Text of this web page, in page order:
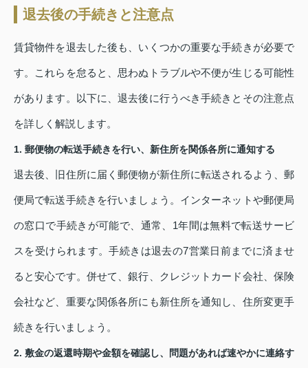
退去後の手続きと注意点
賃貸物件を退去した後も、いくつかの重要な手続きが必要で
す。これらを怠ると、思わぬトラブルや不便が生じる可能性
があります。以下に、退去後に行うべき手続きとその注意点
を詳しく解説します。
1. 郵便物の転送手続きを行い、新住所を関係各所に通知する
退去後、旧住所に届く郵便物が新住所に転送されるよう、郵
便局で転送手続きを行いましょう。インターネットや郵便局
の窓口で手続きが可能で、通常、1年間は無料で転送サービ
スを受けられます。手続きは退去の7営業日前までに済ませ
ると安心です。併せて、銀行、クレジットカード会社、保険
会社など、重要な関係各所にも新住所を通知し、住所変更手
続きを行いましょう。
2. 敷金の返還時期や金額を確認し、問題があれば速やかに連絡す